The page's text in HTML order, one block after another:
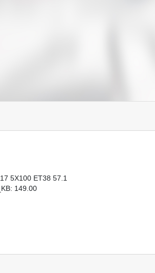
5X100 ET38 57.1
149.00